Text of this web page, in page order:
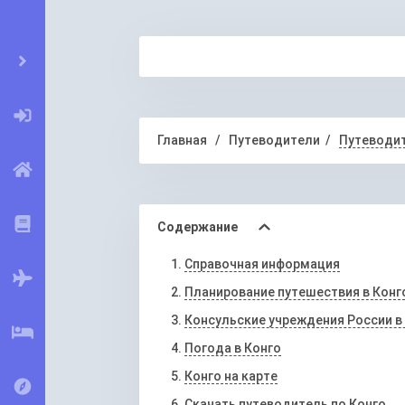
Главная Путеводители
Содержание
Справочная информация
Планирование путешествия в
Консульские учреждения России в
Погода в Конго
Конго на карте